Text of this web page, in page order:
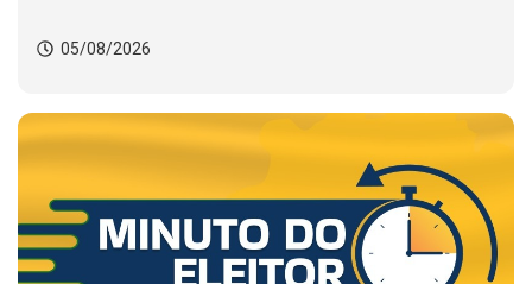
05/08/2026